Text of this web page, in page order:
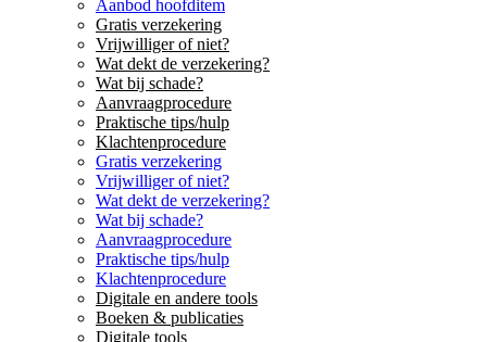
Aanbod hoofditem
Gratis verzekering
Vrijwilliger of niet?
Wat dekt de verzekering?
Wat bij schade?
Aanvraagprocedure
Praktische tips/hulp
Klachtenprocedure
Gratis verzekering
Vrijwilliger of niet?
Wat dekt de verzekering?
Wat bij schade?
Aanvraagprocedure
Praktische tips/hulp
Klachtenprocedure
Digitale en andere tools
Boeken & publicaties
Digitale tools